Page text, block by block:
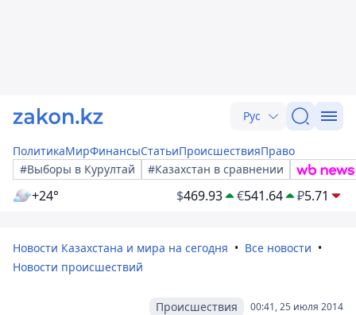
Рус
ПолитикаМирФинансыСтатьиПроисшествияПраво
#Выборы в Курултай
#Казахстан в сравнении
+24° $469.93 €541.64 ₽5.71
Новости Казахстана и мира на сегодня
Все новости
Новости происшествий
00:41, 25 июля 2014
Происшествия